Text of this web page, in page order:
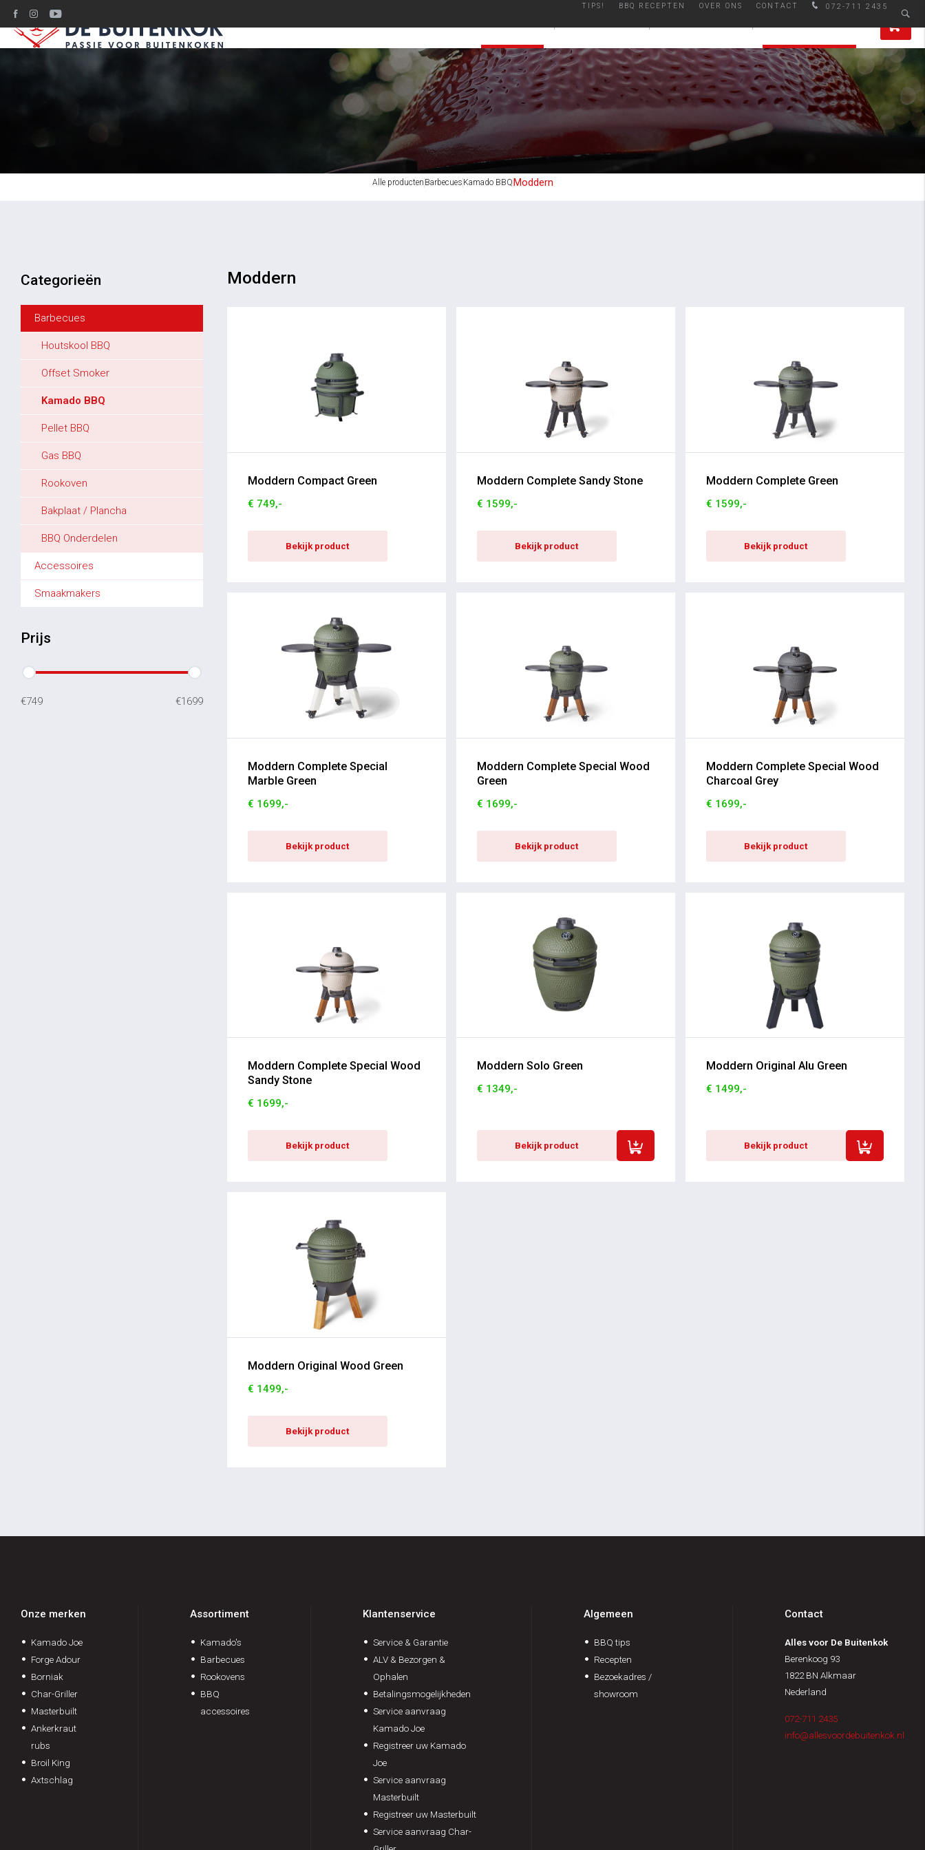
072-711 2435
TIPS! BBQ RECEPTEN OVER ONS CONTACT
0
Alle producten Barbecues Kamado BBQModdern
Categorieën
Barbecues
Houtskool BBQ
Offset Smoker
Kamado BBQ
Pellet BBQ
Gas BBQ
Rookoven
Bakplaat / Plancha
BBQ Onderdelen
Accessoires
Smaakmakers
Prijs
€749 €1699
Moddern
Moddern Compact Green
€ 749,-
Bekijk product
Moddern Complete Sandy Stone
€ 1599,-
Bekijk product
Moddern Complete Green
€ 1599,-
Bekijk product
Moddern Complete Special
Marble Green
€ 1699,-
Bekijk product
Moddern Complete Special Wood
Green
€ 1699,-
Bekijk product
Moddern Complete Special Wood
Charcoal Grey
€ 1699,-
Bekijk product
Moddern Complete Special Wood
Sandy Stone
€ 1699,-
Bekijk product
Moddern Solo Green
€ 1349,-
Bekijk product
Moddern Original Alu Green
€ 1499,-
Bekijk product
Moddern Original Wood Green
€ 1499,-
Bekijk product
Onze merken
Kamado Joe
Forge Adour
Borniak
Char-Griller
Masterbuilt
Ankerkraut
rubs
Broil King
Axtschlag
Assortiment
Kamado's
Barbecues
Rookovens
BBQ
accessoires
Klantenservice
Service & Garantie
ALV & Bezorgen &
Ophalen
Betalingsmogelijkheden
Service aanvraag
Kamado Joe
Registreer uw Kamado
Joe
Service aanvraag
Masterbuilt
Registreer uw Masterbuilt
Service aanvraag Char-
Algemeen
BBQ tips
Recepten
Bezoekadres /
showroom
Contact
Alles voor De Buitenkok
Berenkoog 93
1822 BN Alkmaar
Nederland
072-711 2435
info@allesvoordebuitenkok.nl